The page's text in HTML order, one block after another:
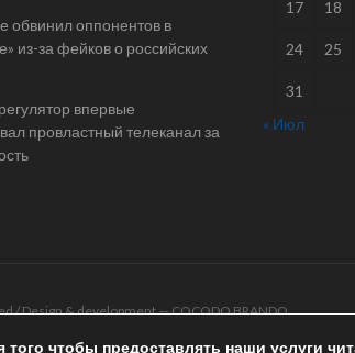
обвинил оппонентов в
из-за фейков о российских
впервые
провластный телеканал за
17 18
24 25
31
« Июл
/ Design & development —COCODO BRANDO
чтобы предоставлять наши услуги